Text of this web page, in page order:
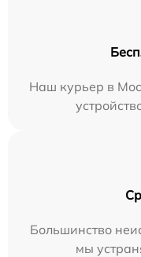
Наш курьер в
Большинство
мы